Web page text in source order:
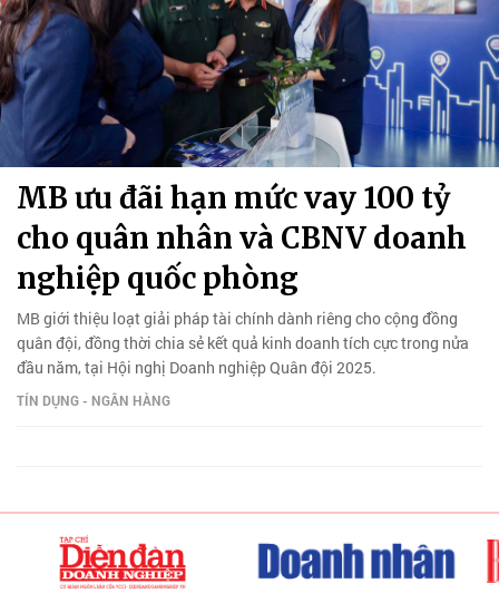
MB ưu đãi hạn mức vay 100 tỷ
cho quân nhân và CBNV doanh
nghiệp quốc phòng
MB giới thiệu loạt giải pháp tài chính dành riêng cho cộng đồng
quân đội, đồng thời chia sẻ kết quả kinh doanh tích cực trong nửa
đầu năm, tại Hội nghị Doanh nghiệp Quân đội 2025.
TÍN DỤNG - NGÂN HÀNG